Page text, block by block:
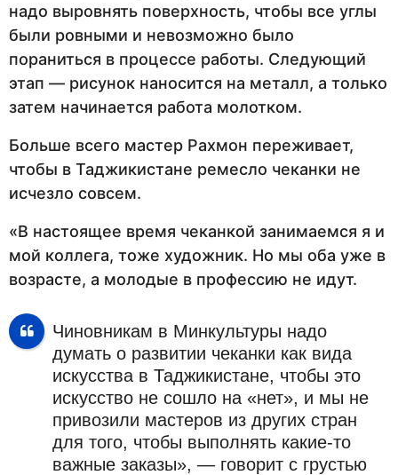
надо выровнять поверхность, чтобы все углы
были ровными и невозможно было
пораниться в процессе работы. Следующий
этап — рисунок наносится на металл, а только
затем начинается работа молотком.
Больше всего мастер Рахмон переживает,
чтобы в Таджикистане ремесло чеканки не
исчезло совсем.
«В настоящее время чеканкой занимаемся я и
мой коллега, тоже художник. Но мы оба уже в
возрасте, а молодые в профессию не идут.
Чиновникам в Минкультуры надо
думать о развитии чеканки как вида
искусства в Таджикистане, чтобы это
искусство не сошло на «нет», и мы не
привозили мастеров из других стран
для того, чтобы выполнять какие-то
важные заказы», — говорит с грустью